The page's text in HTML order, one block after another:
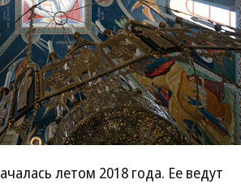
летом 2018 года. Ее ведут